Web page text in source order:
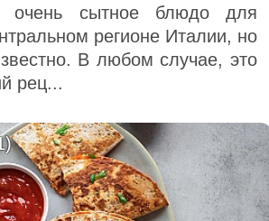
очень сытное блюдо для
регионе Италии, но
В любом случае, это
рец...